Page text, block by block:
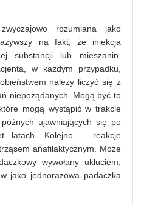
rozumiana jako
na fakt, że iniekcja
substancji lub mieszanin,
w każdym przypadku,
należy liczyć się z
niepożądanych. Mogą być to
mogą wystąpić w trakcie
ujawniających się po
latach. Kolejno – reakcje
anafilaktycznym. Może
wywołany ukłuciem,
jako jednorazowa padaczka